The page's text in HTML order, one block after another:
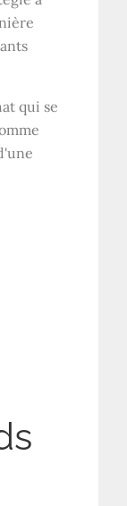
qui se